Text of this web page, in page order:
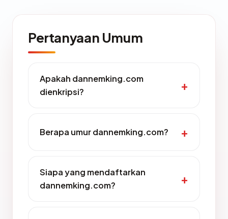
Pertanyaan Umum
Apakah dannemking.com
dienkripsi?
Berapa umur dannemking.com?
Siapa yang mendaftarkan
dannemking.com?